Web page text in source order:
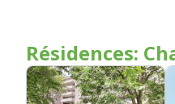
Résidences: